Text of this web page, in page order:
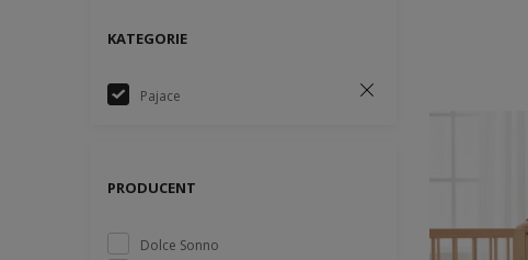
KATEGORIE
Pajace
PRODUCENT
Dolce Sonno